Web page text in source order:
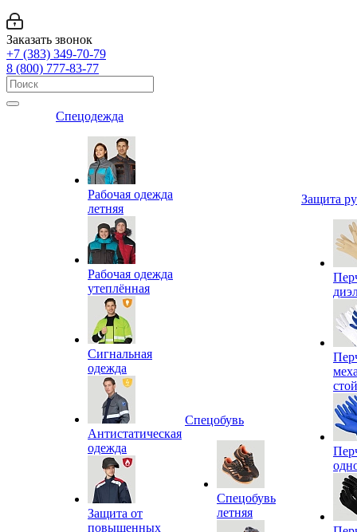
Заказать звонок
+7 (383) 349-70-79
8 (800) 777-83-77
Спецодежда
Рабочая одежда
летняя
Рабочая одежда
утеплённая
Сигнальная
одежда
Антистатическая
одежда
Защита от
повышенных
Спецобувь
Спецобувь
летняя
Защита